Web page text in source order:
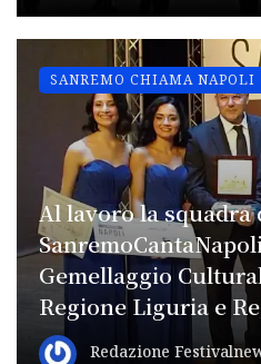
Al lavoro la squadra
Gemellaggio
Regione Liguria e
Redazione
SANREMO CHIAMA NAPOLI